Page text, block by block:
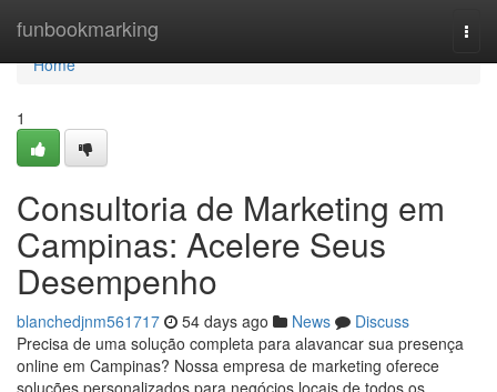
funbookmarking
Home
Home
1
Consultoria de Marketing em
Campinas: Acelere Seus
Desempenho
blanchedjnm561717 54 days ago News
Discuss
Precisa de uma solução completa para alavancar sua presença
online em Campinas? Nossa empresa de marketing oferece
soluções personalizados para negócios locais de todos os